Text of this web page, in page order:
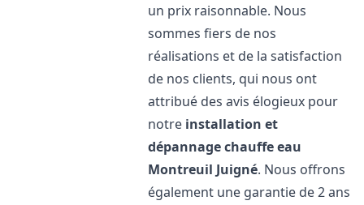
un prix raisonnable. Nous
sommes fiers de nos
réalisations et de la satisfaction
de nos clients, qui nous ont
attribué des avis élogieux pour
notre installation et
dépannage chauffe eau
Montreuil Juigné. Nous offrons
également une garantie de 2 ans